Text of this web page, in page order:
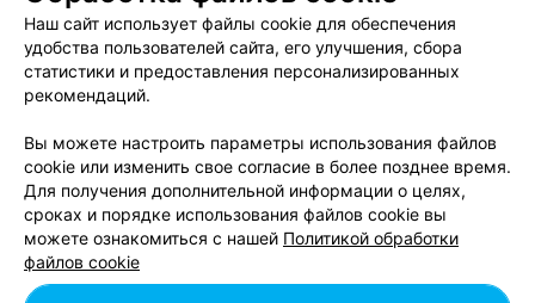
Публичный договор по использованию сервиса
«Афиша»
Пользовательское соглашение
Связаться по вопросам сотрудничества
Написать руководителю relax.by
Персональные настройки cookie
Обработка персональных данных
Наш сайт использует файлы cookie для обеспечения
удобства пользователей сайта, его улучшения, сбора
статистики и предоставления персонализированных
рекомендаций.
Вы можете настроить параметры использования файлов
cookie или изменить свое согласие в более позднее время.
Для получения дополнительной информации о целях,
сроках и порядке использования файлов cookie вы
можете ознакомиться с нашей Политикой обработки
файлов cookie